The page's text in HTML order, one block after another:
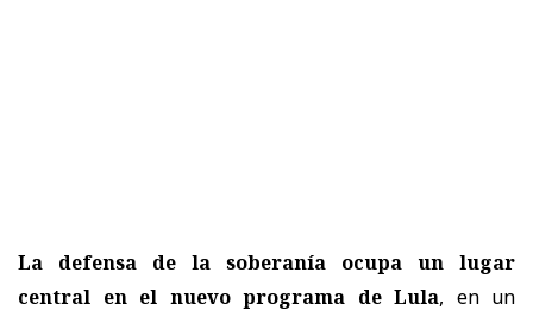
La defensa de la soberanía ocupa un lugar
central en el nuevo programa de Lula, en un